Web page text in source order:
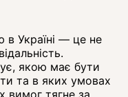
в Україні — це не
якою має бути
та в яких умовах
вимог тягне за